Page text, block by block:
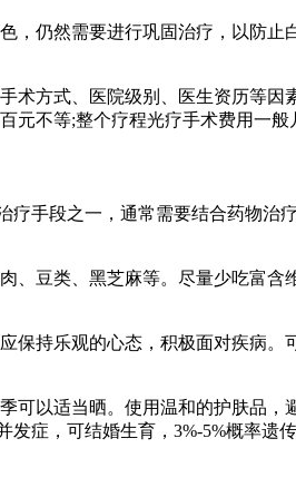
，仍然需要进行巩固治疗，以防
术方式、医院级别、医生资历等
不等;整个疗程光疗手术费用一
手段之一，通常需要结合药物
、豆类、黑芝麻等。尽量少吃富
保持乐观的心态，积极面对疾病
可以适当晒。使用温和的护肤品
症，可结婚生育，3%-5%概率